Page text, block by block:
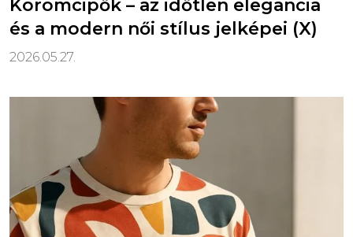
Körömcipők – az időtlen elegancia
és a modern női stílus jelképei (X)
2026.05.27.